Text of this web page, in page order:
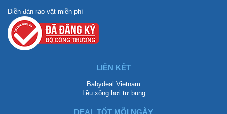
Diễn đàn rao vặt miễn phí
LIÊN KẾT
Babydeal Vietnam
Lều xông hơi tự bung